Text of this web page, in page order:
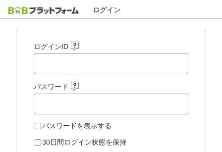
ログイン
ログインID
パスワード
パスワードを表示する
30日間ログイン状態を保持